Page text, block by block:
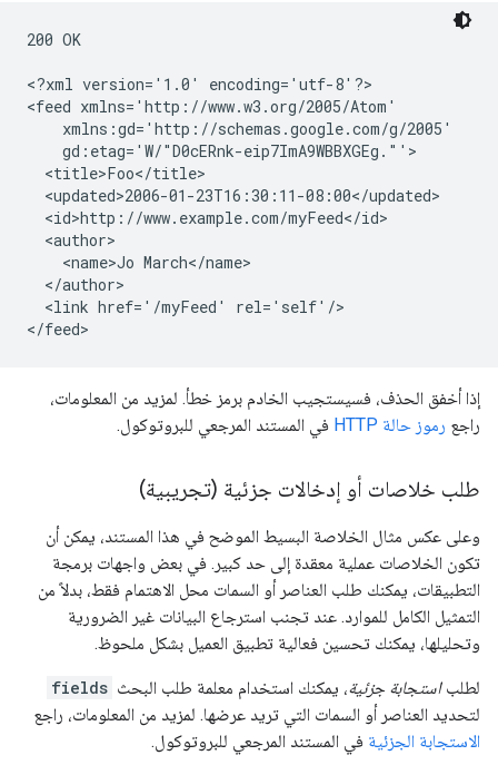
200 OK
<?xml version='1.0' encoding='utf-8'?>
<feed xmlns='http://www.w3.org/2005/Atom'
    xmlns:gd='http://schemas.google.com/g/2005'
    gd:etag='W/"D0cERnk-eip7ImA9WBBXGEg."'>
  <title>Foo</title>
  <updated>2006-01-23T16:30:11-08:00</updated>
  <id>http://www.example.com/myFeed</id>
  <author>
    <name>Jo March</name>
  </author>
  <link href='/myFeed' rel='self'/>
إذا أخفق الحذف، فسيستجيب الخادم برمز خطأ. لمزيد من المعلومات،
راجع رموز حالة HTTP في المستند المرجعي للبروتوكول.
طلب خلاصات أو إدخالات جزئية (تجريبية)
وعلى عكس مثال الخلاصة البسيط الموضح في هذا المستند، يمكن أن
تكون الخلاصات عملية معقدة إلى حد كبير. في بعض واجهات برمجة
التطبيقات، يمكنك طلب العناصر أو السمات محل الاهتمام فقط، بدلاً من
التمثيل الكامل للموارد. عند تجنب استرجاع البيانات غير الضرورية
وتحليلها، يمكنك تحسين فعالية تطبيق العميل بشكل ملحوظ.
لطلباستجابة جزئية، يمكنك استخدام معلمة طلب البحث fields
لتحديد العناصر أو السمات التي تريد عرضها. لمزيد من المعلومات، راجع
الاستجابة الجزئية في المستند المرجعي للبروتوكول.